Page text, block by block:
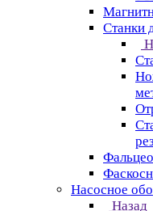
Станки
Насосное
Назад